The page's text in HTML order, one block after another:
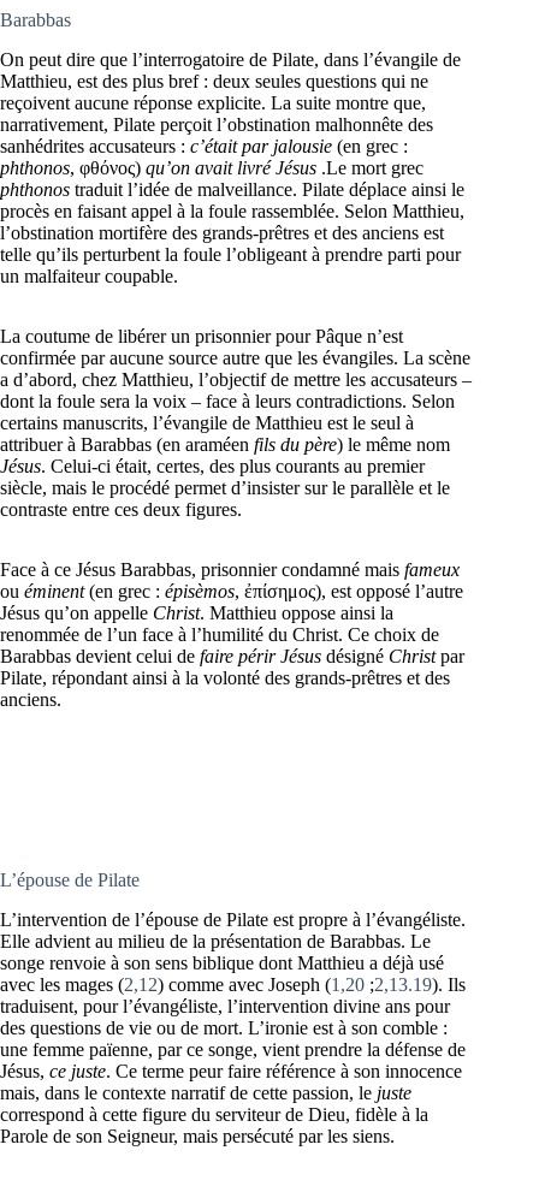
Barabbas
On peut dire que l’interrogatoire de Pilate, dans l’évangile de
Matthieu, est des plus bref : deux seules questions qui ne
reçoivent aucune réponse explicite. La suite montre que,
narrativement, Pilate perçoit l’obstination malhonnête des
sanhédrites accusateurs : c’était par jalousie (en grec :
phthonos, φθόνος) qu’on avait livré Jésus .Le mort grec
phthonos traduit l’idée de malveillance. Pilate déplace ainsi le
procès en faisant appel à la foule rassemblée. Selon Matthieu,
l’obstination mortifère des grands-prêtres et des anciens est
telle qu’ils perturbent la foule l’obligeant à prendre parti pour
un malfaiteur coupable.
La coutume de libérer un prisonnier pour Pâque n’est
confirmée par aucune source autre que les évangiles. La scène
a d’abord, chez Matthieu, l’objectif de mettre les accusateurs –
dont la foule sera la voix – face à leurs contradictions. Selon
certains manuscrits, l’évangile de Matthieu est le seul à
attribuer à Barabbas (en araméen fils du père) le même nom
Jésus. Celui-ci était, certes, des plus courants au premier
siècle, mais le procédé permet d’insister sur le parallèle et le
contraste entre ces deux figures.
Face à ce Jésus Barabbas, prisonnier condamné mais fameux
ou éminent(en grec : épisèmos, ἐπίσημος), est opposé l’autre
Jésus qu’on appelle Christ. Matthieu oppose ainsi la
renommée de l’un face à l’humilité du Christ. Ce choix de
Barabbas devient celui de faire périr Jésus désigné Christpar
Pilate, répondant ainsi à la volonté des grands-prêtres et des
anciens.
L’épouse de Pilate
L’intervention de l’épouse de Pilate est propre à l’évangéliste.
Elle advient au milieu de la présentation de Barabbas. Le
songe renvoie à son sens biblique dont Matthieu a déjà usé
avec les mages (2,12) comme avec Joseph (1,20 ;2,13.19). Ils
traduisent, pour l’évangéliste, l’intervention divine ans pour
des questions de vie ou de mort. L’ironie est à son comble :
une femme païenne, par ce songe, vient prendre la défense de
Jésus, ce juste. Ce terme peur faire référence à son innocence
mais, dans le contexte narratif de cette passion, le juste
correspond à cette figure du serviteur de Dieu, fidèle à la
Parole de son Seigneur, mais persécuté par les siens.